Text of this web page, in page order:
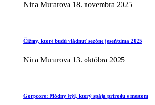
Nina Murarova 18. novembra 2025
Čižmy, ktoré budú vládnuť sezóne jeseň/zima 2025
Nina Murarova 13. októbra 2025
Gorpcore: Módny štýl, ktorý spája prírodu s mestom